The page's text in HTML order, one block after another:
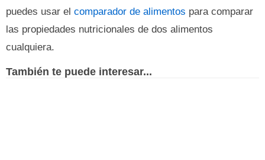
puedes usar el comparador de alimentos para comparar
las propiedades nutricionales de dos alimentos
cualquiera.
También te puede interesar...